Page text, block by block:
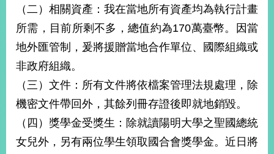
（二）相關資產：我在當地所有資產均為執行計畫
所需，目前所剩不多，總值約為170萬臺幣。因當
地外匯管制，爰將援贈當地合作單位、國際組織或
非政府組織。
（三）文件：所有文件將依檔案管理法規處理，除
機密文件帶回外，其餘列冊存證後即就地銷毀。
（四）獎學金受獎生：除就讀陽明大學之聖國總統
女兒外，另有兩位學生領取國合會獎學金。近日將